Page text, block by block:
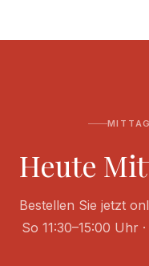
Heute
Bestellen Sie jetzt
So 11:30–15:00 Uhr